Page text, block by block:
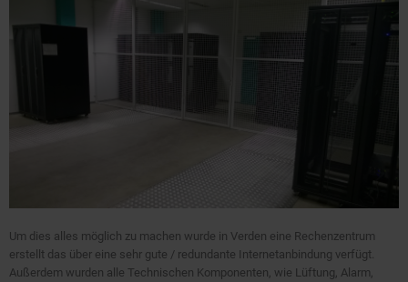
Um dies alles möglich zu machen wurde in Verden eine Rechenzentrum
erstellt das über eine sehr gute / redundante Internetanbindung verfügt.
Außerdem wurden alle Technischen Komponenten, wie Lüftung, Alarm,